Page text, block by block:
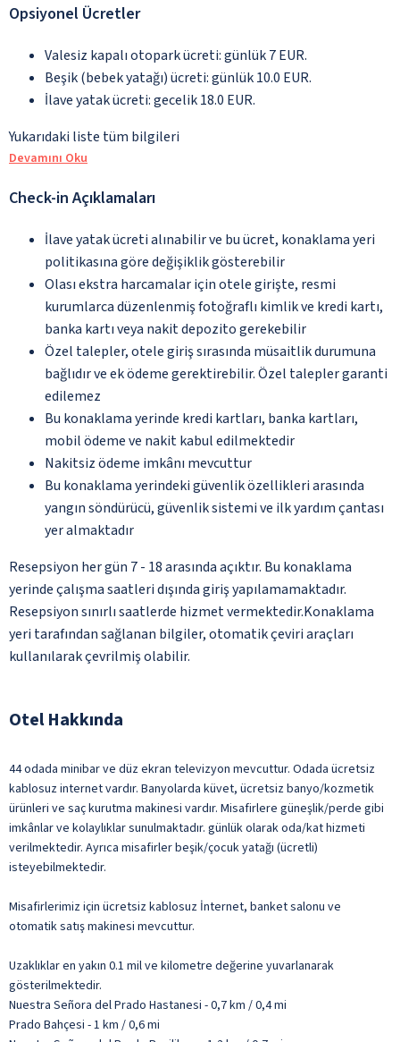
Opsiyonel Ücretler
Valesiz kapalı otopark ücreti: günlük 7 EUR.
Beşik (bebek yatağı) ücreti: günlük 10.0 EUR.
İlave yatak ücreti: gecelik 18.0 EUR.
Yukarıdaki liste tüm bilgileri
Devamını Oku
Check-in Açıklamaları
İlave yatak ücreti alınabilir ve bu ücret, konaklama yeri
politikasına göre değişiklik gösterebilir
Olası ekstra harcamalar için otele girişte, resmi
kurumlarca düzenlenmiş fotoğraflı kimlik ve kredi kartı,
banka kartı veya nakit depozito gerekebilir
Özel talepler, otele giriş sırasında müsaitlik durumuna
bağlıdır ve ek ödeme gerektirebilir. Özel talepler garanti
edilemez
Bu konaklama yerinde kredi kartları, banka kartları,
mobil ödeme ve nakit kabul edilmektedir
Nakitsiz ödeme imkânı mevcuttur
Bu konaklama yerindeki güvenlik özellikleri arasında
yangın söndürücü, güvenlik sistemi ve ilk yardım çantası
yer almaktadır
Resepsiyon her gün 7 - 18 arasında açıktır. Bu konaklama
yerinde çalışma saatleri dışında giriş yapılamamaktadır.
Resepsiyon sınırlı saatlerde hizmet vermektedir.Konaklama
yeri tarafından sağlanan bilgiler, otomatik çeviri araçları
kullanılarak çevrilmiş olabilir.
Otel Hakkında
44 odada minibar ve düz ekran televizyon mevcuttur. Odada ücretsiz
kablosuz internet vardır. Banyolarda küvet, ücretsiz banyo/kozmetik
ürünleri ve saç kurutma makinesi vardır. Misafirlere güneşlik/perde gibi
imkânlar ve kolaylıklar sunulmaktadır. günlük olarak oda/kat hizmeti
verilmektedir. Ayrıca misafirler beşik/çocuk yatağı (ücretli)
isteyebilmektedir.
Misafirlerimiz için ücretsiz kablosuz İnternet, banket salonu ve
otomatik satış makinesi mevcuttur.
Uzaklıklar en yakın 0.1 mil ve kilometre değerine yuvarlanarak
gösterilmektedir.
Nuestra Señora del Prado Hastanesi - 0,7 km / 0,4 mi
Prado Bahçesi - 1 km / 0,6 mi